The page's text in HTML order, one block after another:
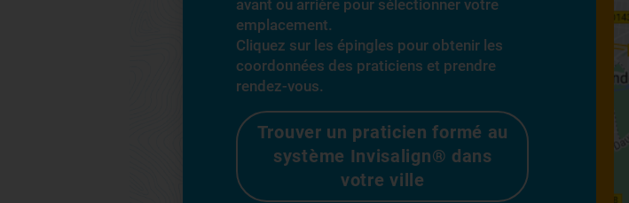
avant ou arrière pour sélectionner votre
emplacement.
Cliquez sur les épingles pour obtenir les
coordonnées des praticiens et prendre
rendez-vous.
Trouver un praticien formé au
système Invisalign® dans
votre ville